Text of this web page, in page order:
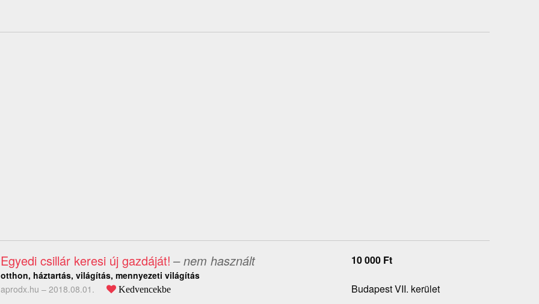
Egyedi csillár keresi új gazdáját! – nem használt
otthon, háztartás, világítás, mennyezeti világítás
aprodx.hu – 2018.08.01. Kedvencekbe
10 000 Ft
Budapest VII. kerület